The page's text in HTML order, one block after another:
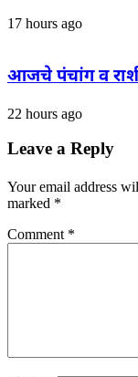
17 hours ago
आजचे पंचांग व
22 hours ago
Leave a Reply
Your email address
marked *
Comment *